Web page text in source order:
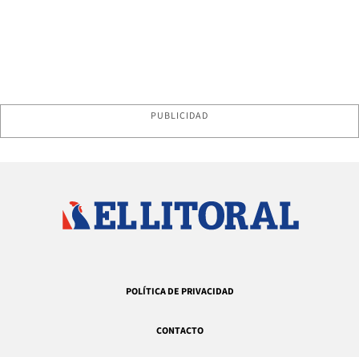
PUBLICIDAD
POLÍTICA DE PRIVACIDAD
CONTACTO